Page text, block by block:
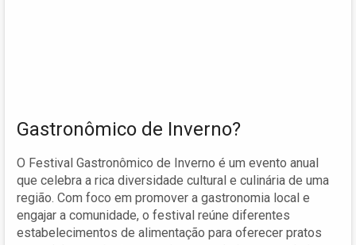
Gastronômico de Inverno?
O Festival Gastronômico de Inverno é um evento anual
que celebra a rica diversidade cultural e culinária de uma
região. Com foco em promover a gastronomia local e
engajar a comunidade, o festival reúne diferentes
estabelecimentos de alimentação para oferecer pratos